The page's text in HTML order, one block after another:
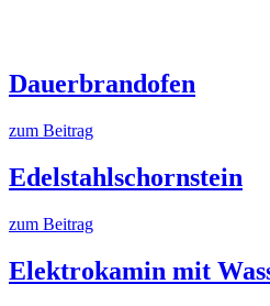
Dauerbrandofen
zum Beitrag
Edelstahlschornstein
zum Beitrag
Elektrokamin mit